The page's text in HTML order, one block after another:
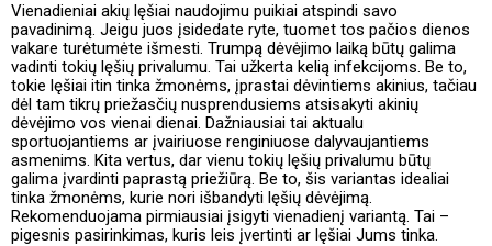
Vienadieniai akių lęšiai naudojimu puikiai atspindi savo
pavadinimą. Jeigu juos įsidedate ryte, tuomet tos pačios dienos
vakare turėtumėte išmesti. Trumpą dėvėjimo laiką būtų galima
vadinti tokių lęšių privalumu. Tai užkerta kelią infekcijoms. Be to,
tokie lęšiai itin tinka žmonėms, įprastai dėvintiems akinius, tačiau
dėl tam tikrų priežasčių nusprendusiems atsisakyti akinių
dėvėjimo vos vienai dienai. Dažniausiai tai aktualu
sportuojantiems ar įvairiuose renginiuose dalyvaujantiems
asmenims. Kita vertus, dar vienu tokių lęšių privalumu būtų
galima įvardinti paprastą priežiūrą. Be to, šis variantas idealiai
tinka žmonėms, kurie nori išbandyti lęšių dėvėjimą.
Rekomenduojama pirmiausiai įsigyti vienadienį variantą. Tai –
pigesnis pasirinkimas, kuris leis įvertinti ar lęšiai Jums tinka.